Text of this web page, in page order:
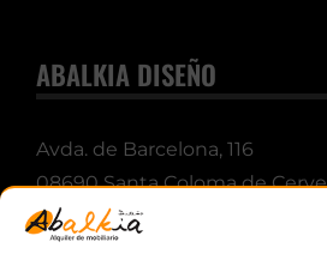
ABALKIA DISEÑO
Avda. de Barcelona, 116
08690 Santa Coloma de
Barcelona